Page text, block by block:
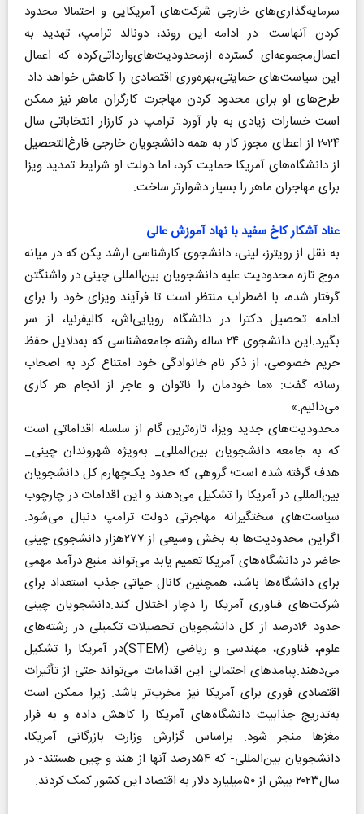
سرمایه‌گذاری‌های خارجی شرکت‌های آمریکایی و احتمالا محدود
کردن آنهاست. در ادامه این روند، دونالد ترامپ، تهدید به
اعمال‌مجموعه‌ای گسترده ازمحدودیت‌های‌وارداتی‌کرده که اعمال
این سیاست‌های حمایتی،بهره‌وری اقتصادی را کاهش خواهد داد.
طرح‌های او برای محدود کردن مهاجرت کارگران ماهر نیز ممکن
است خسارات زیادی به بار آورد. ترامپ در کارزار انتخاباتی سال
۲۰۲۴ از اعطای مجوز کار به همه دانشجویان خارجی فارغ‌التحصیل
از دانشگاه‌های آمریکا حمایت کرد، اما دولت او شرایط تمدید ویزا
برای مهاجران ماهر را بسیار دشوارتر ساخت.
عناد آشکار کاخ سفید با نهاد آموزش عالی
به نقل از رویترز، لینی، دانشجوی کارشناسی ارشد پکن که در میانه
موج تازه محدودیت‌ علیه دانشجویان بین‌المللی چینی در واشنگتن
گرفتار شده، با اضطراب منتظر است تا فرآیند ویزای خود را برای
ادامه تحصیل دکترا در دانشگاه رویایی‌اش، کالیفرنیا، از سر
بگیرد.این دانشجوی ۲۴ ساله رشته جامعه‌شناسی که به‌دلایل حفظ
حریم خصوصی، از ذکر نام خانوادگی خود امتناع کرد به اصحاب
رسانه گفت: «ما خودمان را ناتوان و عاجز از انجام هر کاری
می‌دانیم.»
محدودیت‌های جدید ویزا، تازه‌ترین گام از سلسله اقداماتی است
که به جامعه دانشجویان بین‌المللی_ به‌ویژه شهروندان چینی_
هدف گرفته شده است‌؛ گروهی که حدود یک‌چهارم کل دانشجویان
بین‌المللی در آمریکا را تشکیل می‌دهند و این اقدامات در چارچوب
سیاست‌های سختگیرانه مهاجرتی دولت ترامپ دنبال می‌شود.
اگراین محدودیت‌ها به بخش وسیعی از ۲۷۷هزار دانشجوی چینی
حاضر در دانشگاه‌های آمریکا تعمیم یابد می‌تواند منبع درآمد مهمی
برای دانشگاه‌ها باشد، همچنین کانال حیاتی جذب استعداد برای
شرکت‌های فناوری آمریکا را دچار اختلال کند.دانشجویان چینی
حدود ۱۶درصد از کل دانشجویان تحصیلات تکمیلی در رشته‌های
علوم، فناوری، مهندسی و ریاضی (STEM)در آمریکا را تشکیل
می‌دهند.پیامدهای احتمالی این اقدامات می‌تواند حتی از تأثیرات
اقتصادی فوری برای آمریکا نیز مخرب‌تر باشد. زیرا ممکن است
به‌تدریج جذابیت دانشگاه‌های آمریکا را کاهش داده و ‌به فرار
مغزها منجر شود. براساس گزارش وزارت بازرگانی آمریکا،
دانشجویان بین‌المللی- که ۵۴درصد آنها از هند و چین هستند- در
سال۲۰۲۳ بیش از ۵۰میلیارد دلار به اقتصاد این کشور کمک کردند.